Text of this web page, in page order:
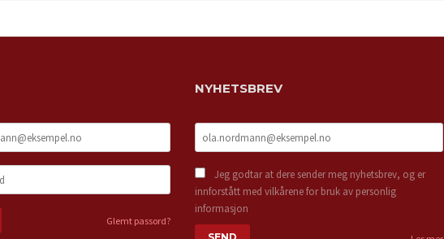
Glemt passord?
NYHETSBREV
Jeg godtar at dere sender meg nyhetsbrev, og er
innforstått med vilkårene for bruk av personlig
informasjon